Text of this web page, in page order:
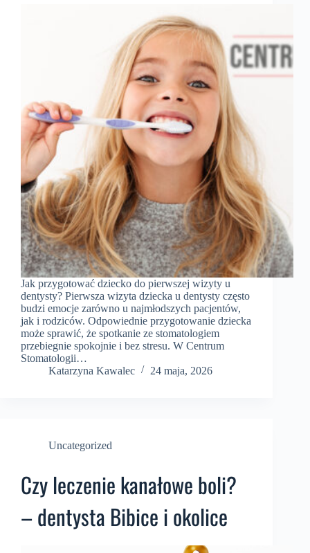
Jak przygotować dziecko do pierwszej wizyty u
dentysty? Pierwsza wizyta dziecka u dentysty często
budzi emocje zarówno u najmłodszych pacjentów,
jak i rodziców. Odpowiednie przygotowanie dziecka
może sprawić, że spotkanie ze stomatologiem
przebiegnie spokojnie i bez stresu. W Centrum
Stomatologii…
Katarzyna Kawalec
24 maja, 2026
Uncategorized
Czy leczenie kanałowe boli?
– dentysta Bibice i okolice